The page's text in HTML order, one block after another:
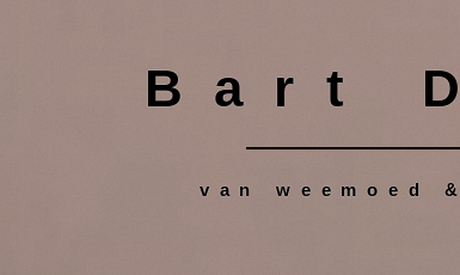
Bart
van weemoed